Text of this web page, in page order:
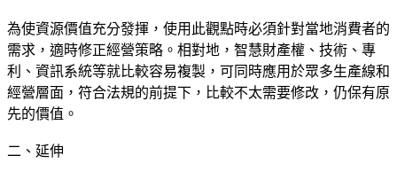
為使資源價值充分發揮，使用此觀點時必須針對當地消費者的
需求，適時修正經營策略。相對地，智慧財產權、技術、專
利、資訊系統等就比較容易複製，可同時應用於眾多生產線和
經營層面，符合法規的前提下，比較不太需要修改，仍保有原
先的價值。
二、延伸